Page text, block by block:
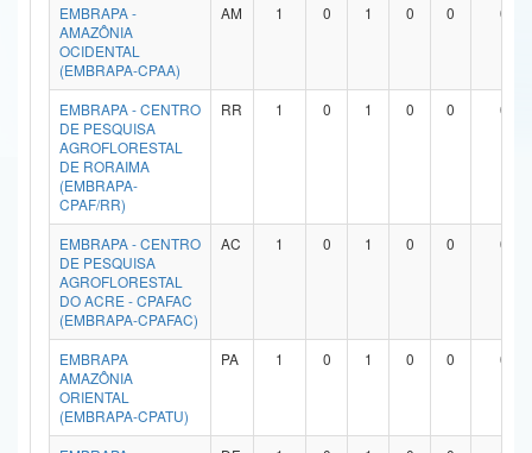
Secretaria de Governo
Gabinete de Segurança Institucional
Advocacia-Geral da União
Banco Central do Brasil
EMBRAPA -
AMAZÔNIA
OCIDENTAL
(EMBRAPA-CPAA)
AM 1 0 1 0 0 0
EMBRAPA - CENTRO
DE PESQUISA
AGROFLORESTAL
DE RORAIMA
(EMBRAPA-
CPAF/RR)
RR 1 0 1 0 0 0
EMBRAPA - CENTRO
DE PESQUISA
AGROFLORESTAL
DO ACRE - CPAFAC
(EMBRAPA-CPAFAC)
AC 1 0 1 0 0 0
EMBRAPA
AMAZÔNIA
ORIENTAL
(EMBRAPA-CPATU)
PA 1 0 1 0 0 0